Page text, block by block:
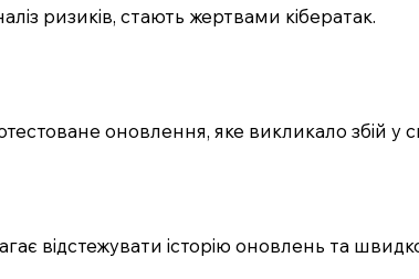
ризиків, стають жертвами кібератак.
оновлення, яке викликало збій у
відстежувати історію оновлень та